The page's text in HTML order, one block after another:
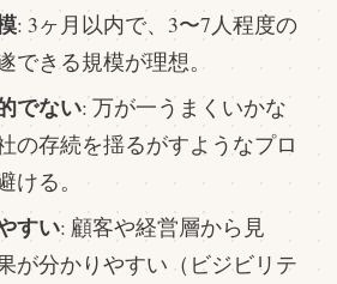
: 3ヶ月以内で、3〜7人程度の
できる規模が理想。
でない: 万が一うまくいかな
の存続を揺るがすようなプロ
ける。
すい: 顧客や経営層から見
が分かりやすい（ビジビリテ